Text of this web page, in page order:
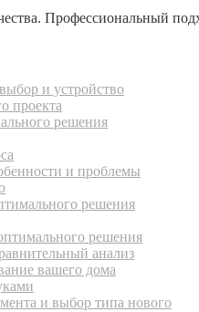
Профессиональный
и устройство
проекта
решения
и проблемы
решения
решения
анализ
вашего дома
и выбор типа нового